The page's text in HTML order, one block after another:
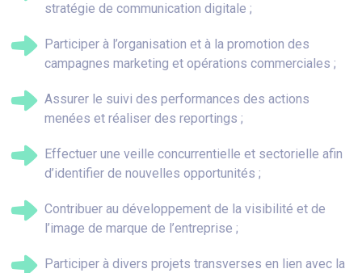
stratégie de communication digitale ;
Participer à l’organisation et à la promotion des
campagnes marketing et opérations commerciales ;
Assurer le suivi des performances des actions
menées et réaliser des reportings ;
Effectuer une veille concurrentielle et sectorielle afin
d’identifier de nouvelles opportunités ;
Contribuer au développement de la visibilité et de
l’image de marque de l’entreprise ;
Participer à divers projets transverses en lien avec la